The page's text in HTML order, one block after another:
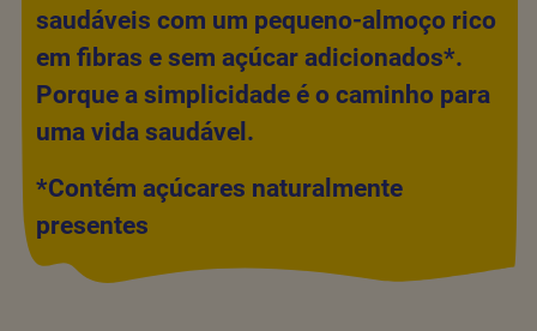
saudáveis com um pequeno-almoço rico
em fibras e sem açúcar adicionados*.
Porque a simplicidade é o caminho para
uma vida saudável.
*Contém açúcares naturalmente
presentes